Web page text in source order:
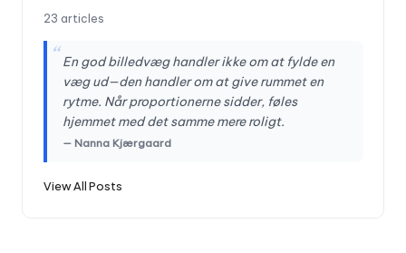
23 articles
“ En god billedvæg handler ikke om at fylde en
væg ud—den handler om at give rummet en
rytme. Når proportionerne sidder, føles
hjemmet med det samme mere roligt.
— Nanna Kjærgaard
View All Posts